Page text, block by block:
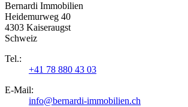
Bernardi Immobilien
Heidemurweg 40
4303 Kaiseraugst
Schweiz
Tel.:
+41 78 880 43 03
E-Mail:
info@bernardi-immobilien.ch